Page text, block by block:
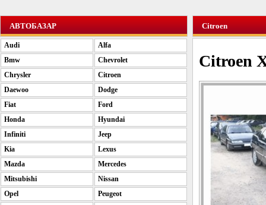
Citroen
Citroen
АВТОБАЗАР
Audi
Alfa
Bmw
Chevrolet
Chrysler
Citroen
Daewoo
Dodge
Fiat
Ford
Honda
Hyundai
Infiniti
Jeep
Kia
Lexus
Mazda
Mercedes
Mitsubishi
Nissan
Opel
Peugeot